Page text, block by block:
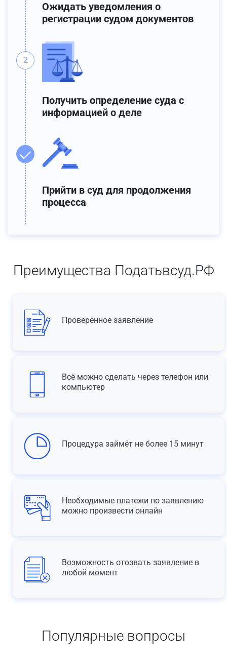
Ожидать уведомления о
регистрации судом документов
Получить определение суда с
информацией о деле
Прийти в суд для продолжения
процесса
Преимущества Податьвсуд.РФ
Проверенное заявление
Всё можно сделать через телефон или
компьютер
Процедура займёт не более 15 минут
Необходимые платежи по заявлению
можно произвести онлайн
Возможность отозвать заявление в
любой момент
Популярные вопросы